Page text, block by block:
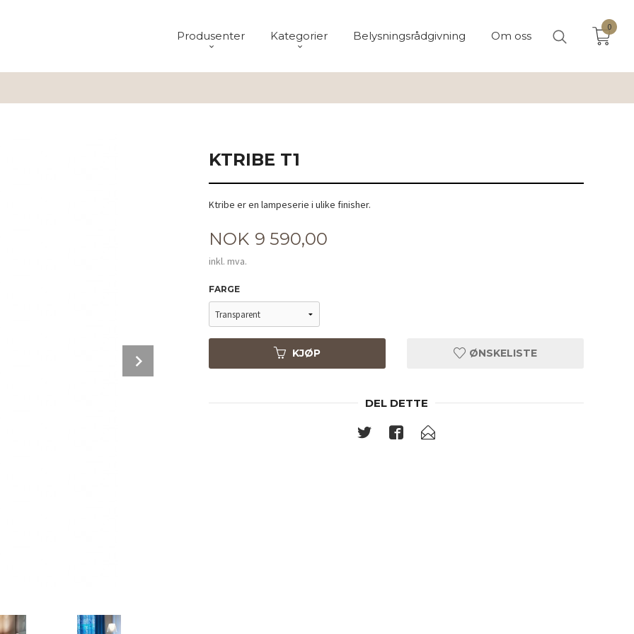
Produsenter Kategorier Belysningsrådgivning Om oss
0
KTRIBE T1
Ktribe er en lampeserie i ulike finisher.
Pris
NOK 9 590,00
inkl. mva.
FARGE
KJØP ØNSKELISTE
DEL DETTE